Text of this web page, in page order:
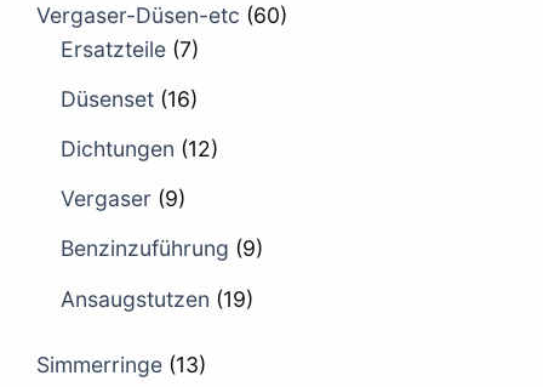
Vergaser-Düsen-etc (60)
Ersatzteile (7)
Düsenset (16)
Dichtungen (12)
Vergaser (9)
Benzinzuführung (9)
Ansaugstutzen (19)
Simmerringe (13)